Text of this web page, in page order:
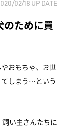
02/18 UP DATE
のために買
おもちゃ、お世
てしまう…という
飼い主さんたちに